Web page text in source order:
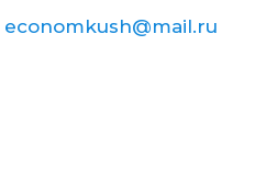
economkush@mail.ru